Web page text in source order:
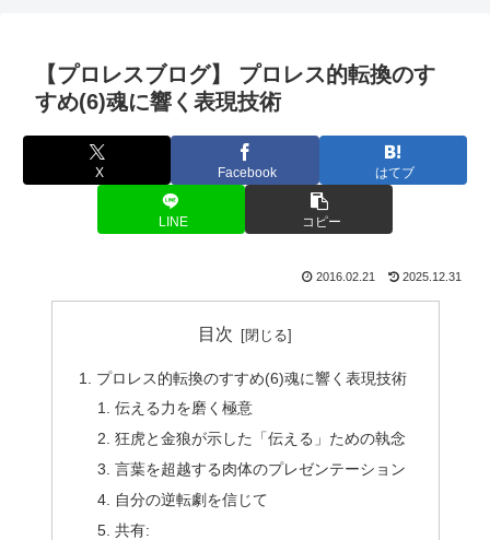
【プロレスブログ】 プロレス的転換のす
すめ(6)魂に響く表現技術
X Facebook はてブ
LINE コピー
2016.02.21 2025.12.31
目次
プロレス的転換のすすめ(6)魂に響く表現技術
伝える力を磨く極意
狂虎と金狼が示した「伝える」ための執念
言葉を超越する肉体のプレゼンテーション
自分の逆転劇を信じて
共有: